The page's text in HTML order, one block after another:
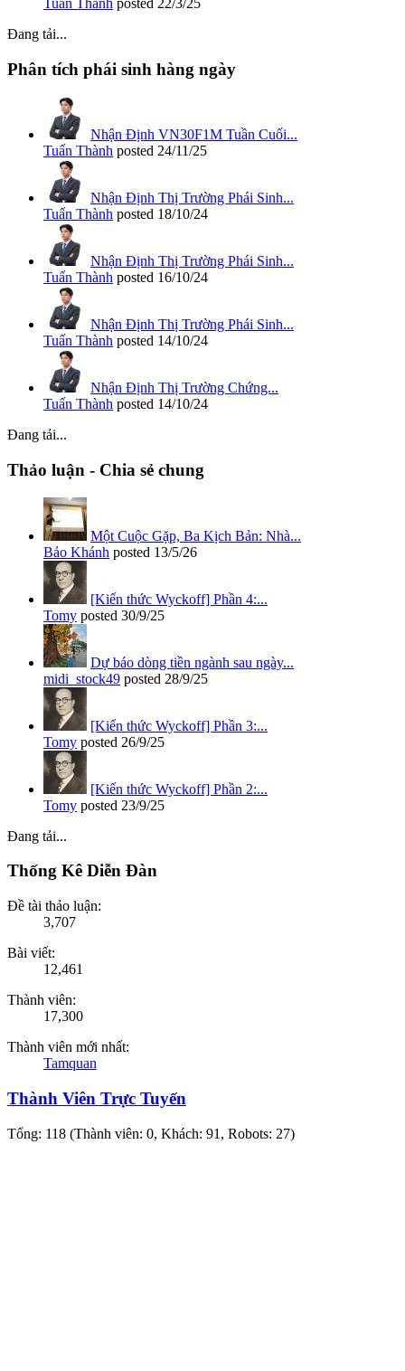
Đang tải...
Phân tích phái sinh hàng ngày
Nhận Định VN30F1M Tuần Cuối...
Tuấn Thành posted 24/11/25
Nhận Định Thị Trường Phái Sinh...
Tuấn Thành posted 18/10/24
Nhận Định Thị Trường Phái Sinh...
Tuấn Thành posted 16/10/24
Nhận Định Thị Trường Phái Sinh...
Tuấn Thành posted 14/10/24
Nhận Định Thị Trường Chứng...
Tuấn Thành posted 14/10/24
Đang tải...
Thảo luận - Chia sẻ chung
Một Cuộc Gặp, Ba Kịch Bản: Nhà...
Bảo Khánh posted 13/5/26
[Kiến thức Wyckoff] Phần 4:...
Tomy posted 30/9/25
Dự báo dòng tiền ngành sau ngày...
midi_stock49 posted 28/9/25
[Kiến thức Wyckoff] Phần 3:...
Tomy posted 26/9/25
[Kiến thức Wyckoff] Phần 2:...
Tomy posted 23/9/25
Đang tải...
Thống Kê Diễn Đàn
Đề tài thảo luận:
3,707
Bài viết:
12,461
Thành viên:
17,300
Thành viên mới nhất:
Tamquan
Thành Viên Trực Tuyến
Tổng: 118 (Thành viên: 0, Khách: 91, Robots: 27)